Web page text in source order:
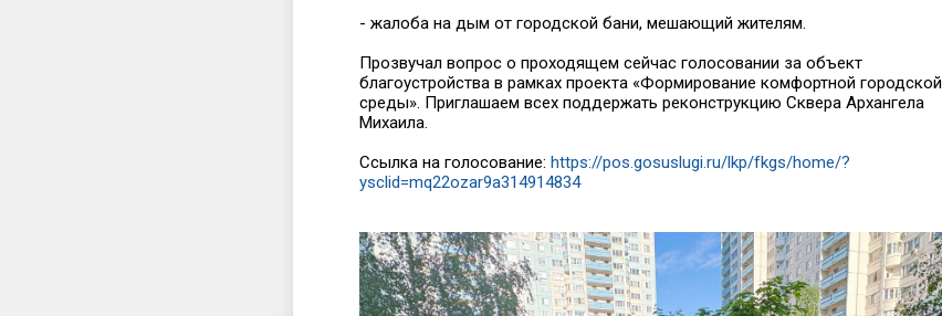
- жалоба на дым от городской бани, мешающий жителям.
Прозвучал вопрос о проходящем сейчас голосовании за объект
благоустройства в рамках проекта «Формирование комфортной городской
среды». Приглашаем всех поддержать реконструкцию Сквера Архангела
Михаила.
Ссылка на голосование: https://pos.gosuslugi.ru/lkp/fkgs/home/?
ysclid=mq22ozar9a314914834